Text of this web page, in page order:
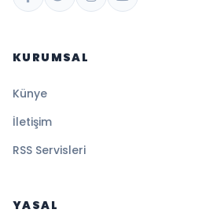
KURUMSAL
Künye
İletişim
RSS Servisleri
YASAL